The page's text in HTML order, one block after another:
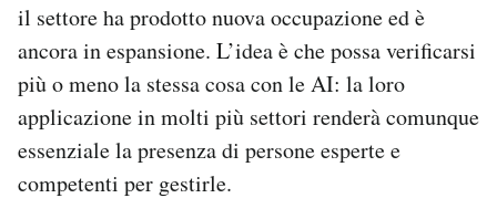
il settore ha prodotto nuova occupazione ed è
ancora in espansione. L’idea è che possa verificarsi
più o meno la stessa cosa con le AI: la loro
applicazione in molti più settori renderà comunque
essenziale la presenza di persone esperte e
competenti per gestirle.